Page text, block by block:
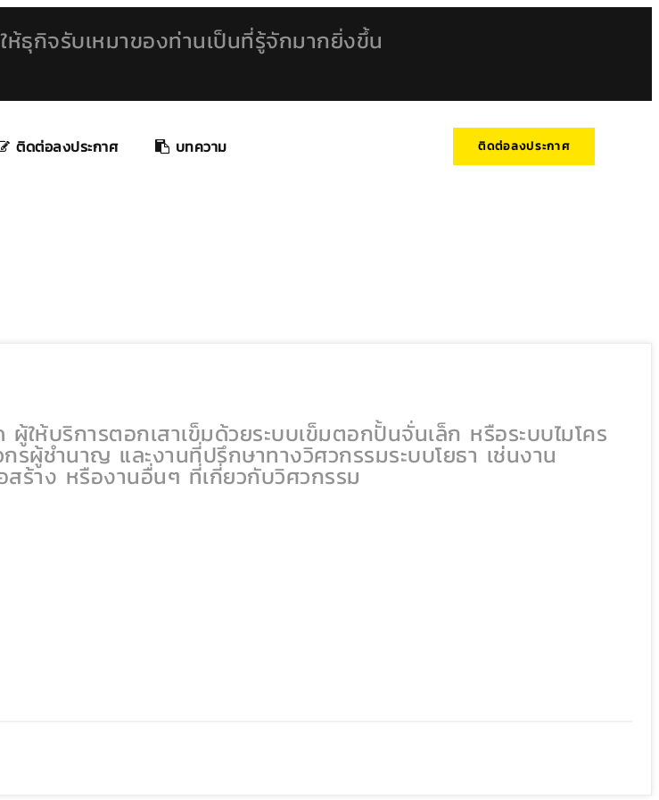
ห้ธุกิจรับเหมาของท่านเป็นที่รู้จักมากยิ่งขึ้น
ติดต่อลงประกาศ
ติดต่อลงประกาศ บทความ
ให้บริการตอกเสาเข็มด้วยระบบเข็มตอกปั้นจั่นเล็ก หรือระบบไมโคร
รผู้ชำนาญ และงานที่ปรึกษาทางวิศวกรรมระบบโยธา เช่นงาน
ร้าง หรืองานอื่นๆ ที่เกี่ยวกับวิศวกรรม